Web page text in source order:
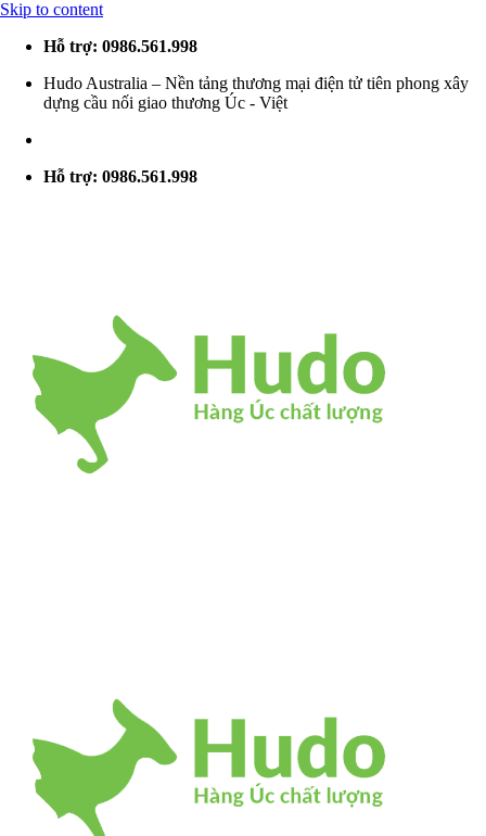
Skip to content
Hỗ trợ: 0986.561.998
Hudo Australia – Nền tảng thương mại điện tử tiên phong xây
dựng cầu nối giao thương Úc - Việt
Hỗ trợ: 0986.561.998